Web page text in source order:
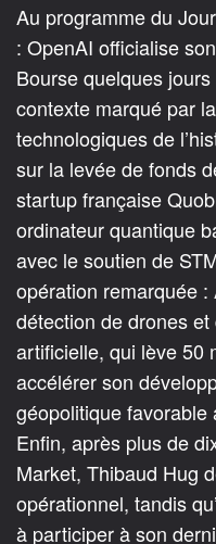
Au programme du
: OpenAI officialise
Bourse quelques
contexte marqué par
technologiques de
sur la levée de fonds
startup française
ordinateur quantique
avec le soutien de
opération remarquée
détection de drones
artificielle, qui lève 50
accélérer son
géopolitique
Enfin, après plus de
Market, Thibaud Hug
opérationnel, tandis
à participer à son